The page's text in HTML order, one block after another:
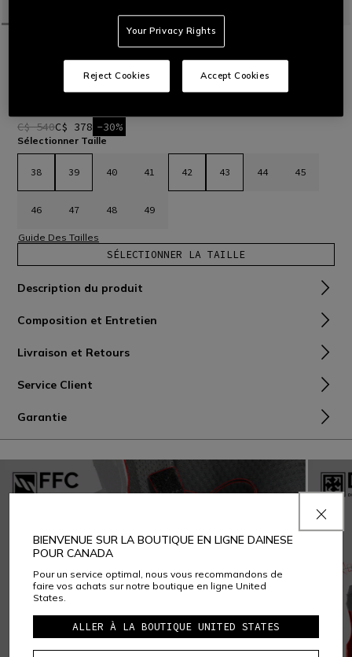
HOMMES BOTTES TISSUS
RT-RACE - BLACK/DARK-GREY
Bottes de moto sportives certifiées. Conçues pour un
maximum de sécurité et de contrôle de la moto sur route et
C$ 540C$ 378 -30%
Sélectionner Taille
38 39 40 41 42 43 44 45
46 47 48 49
Guide Des Tailles
SÉLECTIONNER LA TAILLE
Description du produit
Composition et Entretien
Livraison et Retours
Service Client
Garantie
BIENVENUE SUR LA BOUTIQUE EN LIGNE DAINESE
POUR CANADA
Pour un service optimal, nous vous recommandons de
faire vos achats sur notre boutique en ligne United
States.
ALLER À LA BOUTIQUE UNITED STATES
Your Privacy Rights
Reject Cookies Accept Cookies